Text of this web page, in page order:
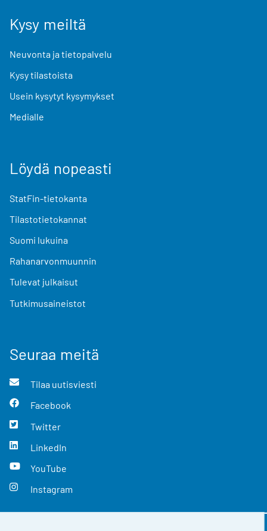
Kysy meiltä
Neuvonta ja tietopalvelu
Kysy tilastoista
Usein kysytyt kysymykset
Medialle
Löydä nopeasti
StatFin-tietokanta
Tilastotietokannat
Suomi lukuina
Rahanarvonmuunnin
Tulevat julkaisut
Tutkimusaineistot
Seuraa meitä
Tilaa uutisviesti
Facebook
Twitter
LinkedIn
YouTube
Instagram